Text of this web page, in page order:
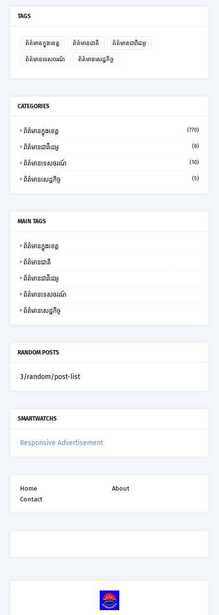
TAGS
ព័ត៌មានក្នុងខេត្ត ព័ត៌មានជាតិ ព័ត៌មានជាវីដេអូ
ព័ត៌មានទេសចរណ៍ ព័ត៌មានសេដ្ឋកិច្ច
CATEGORIES
ព័ត៌មានក្នុងខេត្ត (770)
ព័ត៌មានជាវីដេអូ (8)
ព័ត៌មានទេសចរណ៍ (10)
ព័ត៌មានសេដ្ឋកិច្ច (5)
MAIN TAGS
ព័ត៌មានក្នុងខេត្ត
ព័ត៌មានជាតិ
ព័ត៌មានជាវីដេអូ
ព័ត៌មានទេសចរណ៍
ព័ត៌មានសេដ្ឋកិច្ច
RANDOM POSTS
3/random/post-list
SMARTWATCHS
Responsive Advertisement
Home
About
Contact